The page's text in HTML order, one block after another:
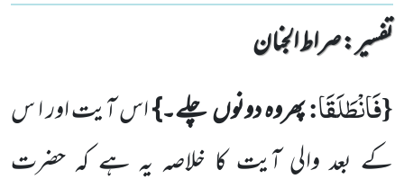
تفسیر : ‎صراط الجنان
{فَانْطَلَقَا:پھروہ دونوںچلے۔}اس آیت اور ا س
کے بعد والی آیت کا خلاصہ یہ ہے کہ حضرت